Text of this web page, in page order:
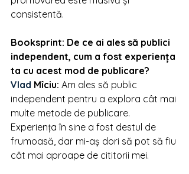
consistentă.
Booksprint: De ce ai ales să publici
independent, cum a fost experiența
ta cu acest mod de publicare?
Vlad Mîciu: Am ales să public
independent pentru a explora cât mai
multe metode de publicare.
Experiența în sine a fost destul de
frumoasă, dar mi-aș dori să pot să fiu
cât mai aproape de cititorii mei.